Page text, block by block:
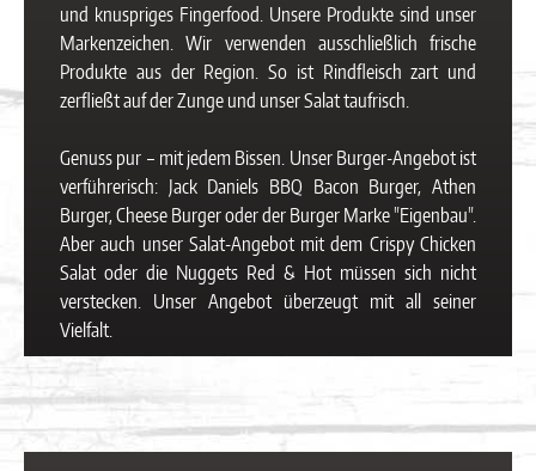
und knuspriges Fingerfood. Unsere Produkte sind unser
Markenzeichen. Wir verwenden ausschließlich frische
Produkte aus der Region. So ist Rindfleisch zart und
zerfließt auf der Zunge und unser Salat taufrisch.
Genuss pur – mit jedem Bissen. Unser Burger-Angebot ist
verführerisch: Jack Daniels BBQ Bacon Burger, Athen
Burger, Cheese Burger oder der Burger Marke "Eigenbau".
Aber auch unser Salat-Angebot mit dem Crispy Chicken
Salat oder die Nuggets Red & Hot müssen sich nicht
verstecken. Unser Angebot überzeugt mit all seiner
Vielfalt.